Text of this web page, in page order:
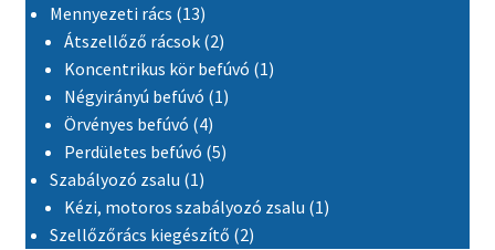
Mennyezeti rács 1313 termék
Átszellőző rácsok 22 termék
Koncentrikus kör befúvó 11 termék
Négyirányú befúvó 11 termék
Örvényes befúvó 44 termék
Perdületes befúvó 55 termék
Szabályozó zsalu 11 termék
Kézi, motoros szabályozó zsalu 11 termék
Szellőzőrács kiegészítő 22 termék